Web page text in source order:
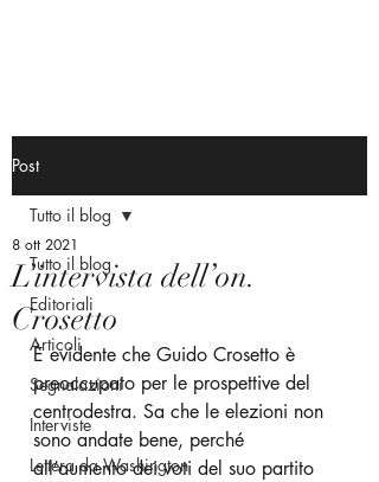
Post
Tutto il blog
Editoriali
Articoli
Segnalazioni
Interviste
Lettera da Washington
Tutto il blog
L’intervista dell’on.
Crosetto
8 ott 2021
È evidente che Guido Crosetto è
preoccupato per le prospettive del
centrodestra. Sa che le elezioni non
sono andate bene, perché
all’aumento dei voti del suo partito